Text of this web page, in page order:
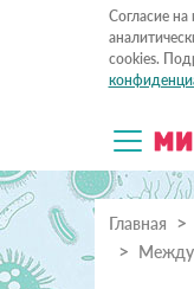
Согласие на
cookies.
Главная